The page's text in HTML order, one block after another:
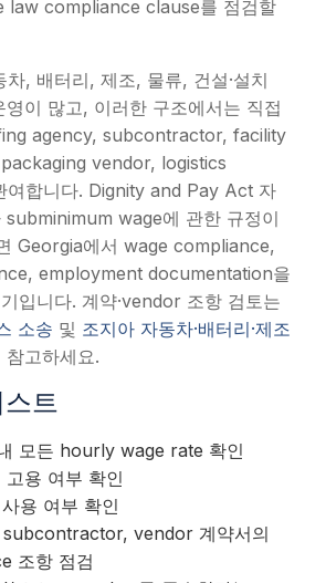
law compliance clause를 점검할
, 배터리, 제조, 물류, 건설·설치
이 많고, 이러한 구조에서는 직접
agency, subcontractor, facility
vendor, logistics
여합니다. Dignity and Pay Act 자
subminimum wage에 관한 규정이
Georgia에서 wage compliance,
employment documentation을
입니다. 계약·vendor 조항 검토는
소송 및 조지아 자동차·배터리·제조
고하세요.
트
모든 hourly wage rate 확인
용 여부 확인
용 여부 확인
vendor 계약서의
조항 점검